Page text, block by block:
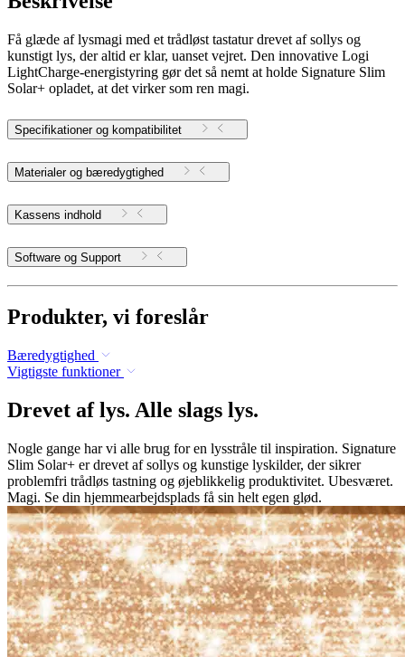
Få glæde af lysmagi med et trådløst tastatur drevet af sollys og
kunstigt lys, der altid er klar, uanset vejret. Den innovative Logi
LightCharge-energistyring gør det så nemt at holde Signature Slim
Solar+ opladet, at det virker som ren magi.
Specifikationer og kompatibilitet
Materialer og bæredygtighed
Kassens indhold
Software og Support
Produkter, vi foreslår
Bæredygtighed
Vigtigste funktioner
Drevet af lys. Alle slags lys.
Nogle gange har vi alle brug for en lysstråle til inspiration. Signature
Slim Solar+ er drevet af sollys og kunstige lyskilder, der sikrer
problemfri trådløs tastning og øjeblikkelig produktivitet. Ubesværet.
Magi. Se din hjemmearbejdsplads få sin helt egen glød.